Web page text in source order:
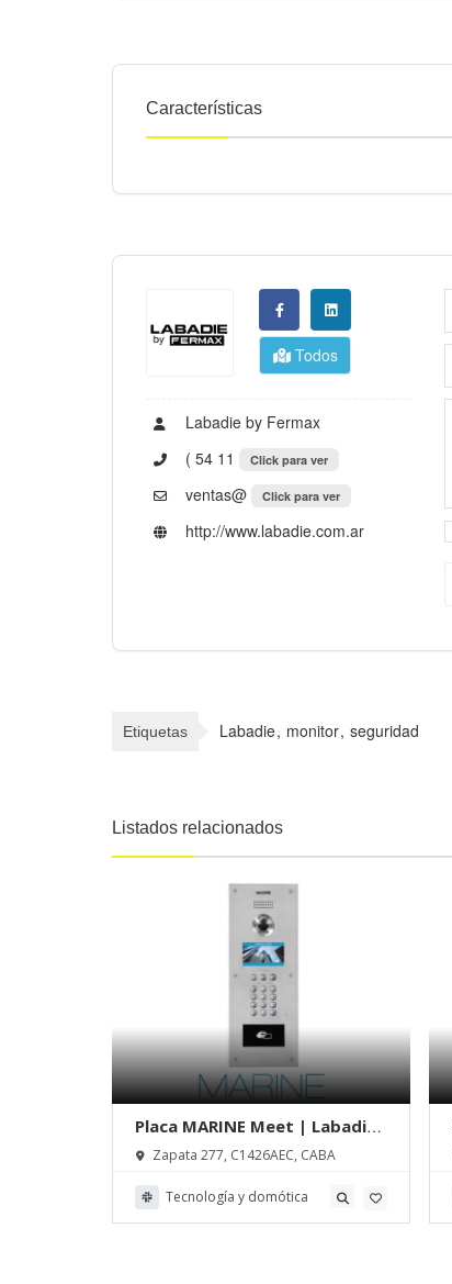
Características
Todos
Labadie by Fermax
( 54 11
Click para ver
ventas@ Click para ver
http://www.labadie.com.ar
Etiquetas Labadie monitor seguridad
Listados relacionados
Placa MARINE Meet | Labadie
Videosistemas
Zapata 277, C1426AEC, CABA
Tecnología y domótica